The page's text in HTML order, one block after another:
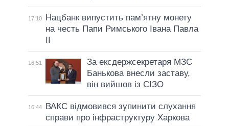
17:10
Нацбанк випустить пам’ятну монету
на честь Папи Римського Івана Павла
16:51
За ексдержсекретаря МЗС
Банькова внесли заставу,
він вийшов із СІЗО
16:44
ВАКС відмовився зупинити слухання
справи про інфраструктуру Харкова